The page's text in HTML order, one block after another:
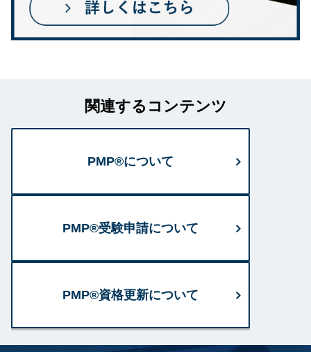
関連するコンテンツ
PMP®について
PMP®受験申請について
PMP®資格更新について